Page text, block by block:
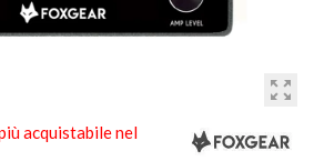
zoom_out_map
acquistabile nel